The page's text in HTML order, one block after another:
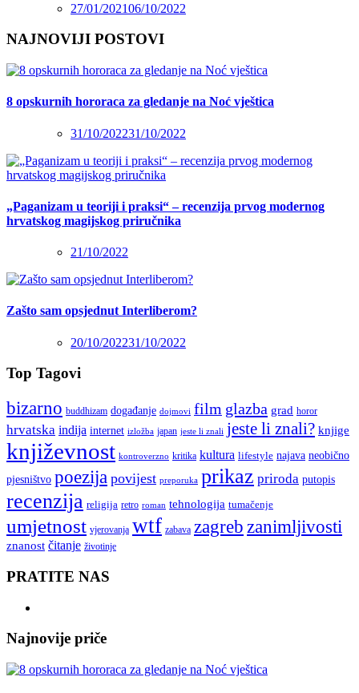
27/01/202106/10/2022
NAJNOVIJI POSTOVI
8 opskurnih hororaca za gledanje na Noć vještica
31/10/202231/10/2022
„Paganizam u teoriji i praksi“ – recenzija prvog modernog
hrvatskog magijskog priručnika
21/10/2022
Zašto sam opsjednut Interliberom?
20/10/202231/10/2022
Top Tagovi
bizarno buddhizam događanje dojmovi film glazba grad horor
hrvatska indija internet izložba japan jeste li znali jeste li znali? knjige
književnost kontroverzno kritika kultura lifestyle najava neobično
pjesništvo poezija povijest preporuka prikaz priroda putopis
recenzija religija retro roman tehnologija tumačenje
umjetnost vjerovanja wtf zabava zagreb zanimljivosti
znanost čitanje životinje
PRATITE NAS
Najnovije priče